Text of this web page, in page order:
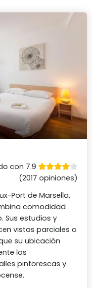
con 7.9
(2017 opiniones)
Port de Marsella,
comodidad
Sus estudios y
vistas parciales o
su ubicación
los
pintorescas y